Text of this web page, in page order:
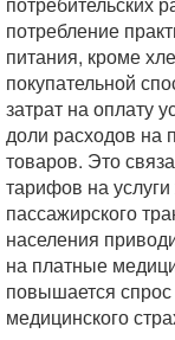
потребление
питания, кроме
покупательной
затрат на оплату
доли расходов на
товаров. Это
тарифов на
пассажирского
населения
на платные
повышается спрос
медицинского